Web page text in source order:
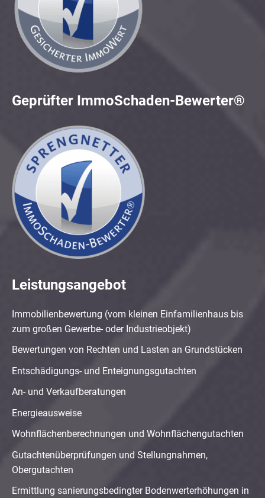
Geprüfter ImmoSchaden-Bewerter®
Leistungsangebot
Immobilienbewertung (vom kleinen Einfamilienhaus bis
zum großen Gewerbe- oder Industrieobjekt)
Bewertungen von Rechten und Lasten an Grundstücken
Entschädigungs- und Enteignungsgutachten
An- und Verkaufberatungen
Energieausweise
Wohnflächenberechnungen und Wohnflächengutachten
Gutachtenüberprüfungen und Stellungnahmen,
Obergutachten
Ermittlung sanierungsbedingter Bodenwerterhöhungen in